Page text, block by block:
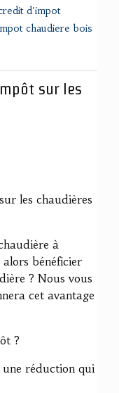
d'impot
chaudiere bois
sur les
les chaudières
à
bénéficier
? Nous vous
cet avantage
?
réduction qui